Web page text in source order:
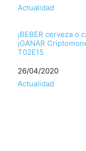
Respecto a
Actualidad
¡BEBER cerveza o
¡GANAR
T02E15
Fecha
26/04/2020
Respecto a
Actualidad